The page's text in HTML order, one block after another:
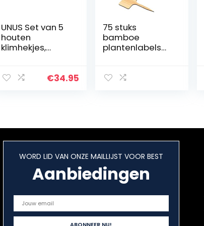
UNUS Set van 5
houten
klimhekjes,
schaarrooster
rozen, klimop,
clematis
€34.95
75 stuks
bamboe
plantenlabels
3-vormen
huis, vlinder), 25
stuks elk,
plantlabels voor
tuinbloemen
groenten
cm
WORD LID VAN ONZE MAILLIJST VOOR BEST
Aanbiedingen